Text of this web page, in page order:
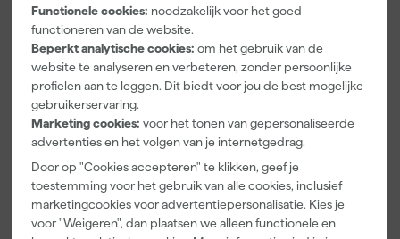
Functionele cookies: noodzakelijk voor het goed
functioneren van de website.
Beperkt analytische cookies: om het gebruik van de
website te analyseren en verbeteren, zonder persoonlijke
profielen aan te leggen. Dit biedt voor jou de best mogelijke
gebruikerservaring.
Marketing cookies: voor het tonen van gepersonaliseerde
advertenties en het volgen van je internetgedrag.
Door op "Cookies accepteren" te klikken, geef je
toestemming voor het gebruik van alle cookies, inclusief
marketingcookies voor advertentiepersonalisatie. Kies je
voor "Weigeren", dan plaatsen we alleen functionele en
Paintura
Lucamax
Washi tape -
Morgen
bezorgd
Adviesprijs 6,00
F&B
Kleurenwaaie
Morgen
bezorgd
And Go
Verfbak -
0,5L + 5
Inzetbakken
Morgen
bezorgd